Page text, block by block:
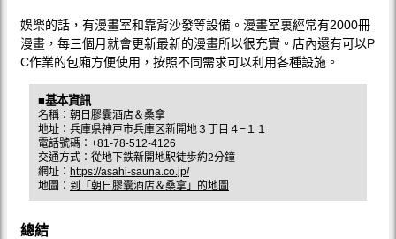
娛樂的話，有漫畫室和靠背沙發等設備。漫畫室裏經常有2000冊
漫畫，每三個月就會更新最新的漫畫所以很充實。店內還有可以P
C作業的包廂方便使用，按照不同需求可以利用各種設施。
■基本資訊
名稱：朝日膠囊酒店＆桑拿
地址：兵庫県神戸市兵庫区新開地３丁目４−１１
電話號碼：+81-78-512-4126
交通方式：從地下鉄新開地駅徒歩約2分鐘
網址： https://asahi-sauna.co.jp/
地圖： 到「朝日膠囊酒店＆桑拿」的地圖
總結